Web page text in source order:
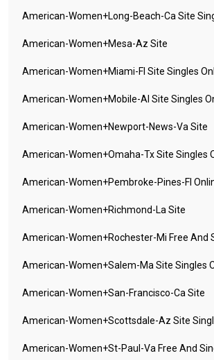
American-Women+long-Beach-Ca Site
American-Women+mesa-Az Site
American-Women+miami-Fl Site Singles
American-Women+mobile-Al Site Singles
American-Women+newport-News-Va Site
American-Women+omaha-Tx Site Singles
American-Women+pembroke-Pines-Fl
American-Women+richmond-La Site
American-Women+rochester-Mi Free And
American-Women+salem-Ma Site Singles
American-Women+san-Francisco-Ca Site
American-Women+scottsdale-Az Site
American-Women+st-Paul-Va Free And